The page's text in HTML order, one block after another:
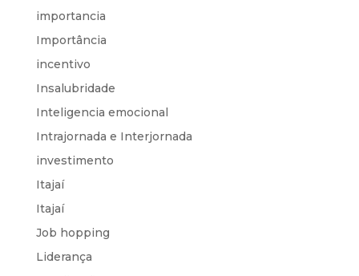
importancia
Importância
incentivo
Insalubridade
Inteligencia emocional
Intrajornada e Interjornada
investimento
Itajaí
Itajaí
Job hopping
Liderança